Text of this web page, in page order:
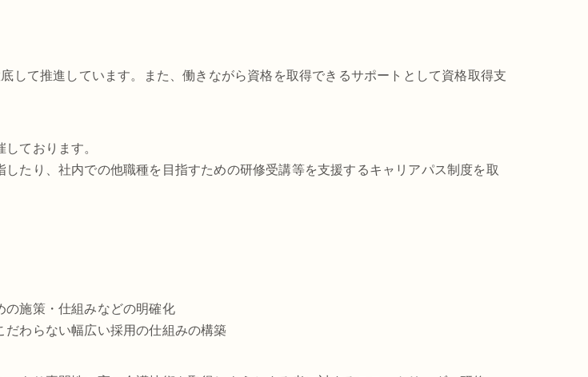
して推進しています。また、働きながら資格を取得できるサポートとして資格取得支
ております。
たり、社内での他職種を目指すための研修受講等を支援するキャリアパス制度を取
の施策・仕組みなどの明確化
だわらない幅広い採用の仕組みの構築